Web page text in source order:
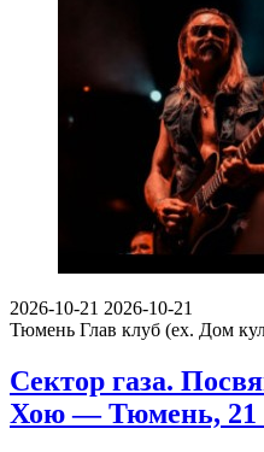
2026-10-21 2026-10-21
Тюмень Глав клуб (ex. Дом
Сектор газа.
Хою — Тюмень, 21